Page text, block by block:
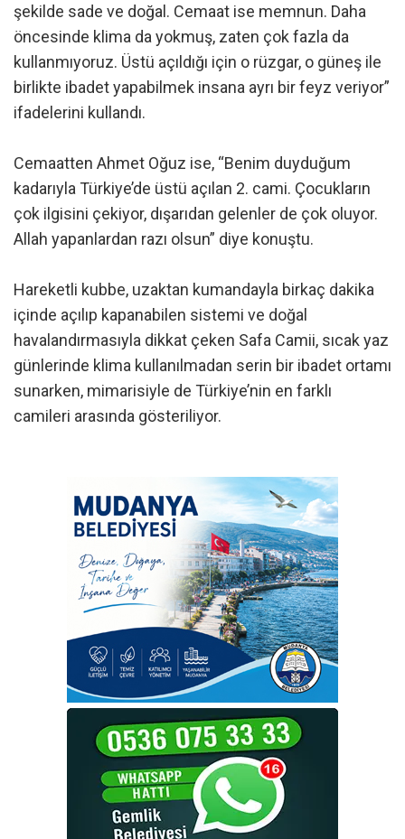
şekilde sade ve doğal. Cemaat ise memnun. Daha
öncesinde klima da yokmuş, zaten çok fazla da
kullanmıyoruz. Üstü açıldığı için o rüzgar, o güneş ile
birlikte ibadet yapabilmek insana ayrı bir feyz veriyor”
ifadelerini kullandı.
Cemaatten Ahmet Oğuz ise, “Benim duyduğum
kadarıyla Türkiye’de üstü açılan 2. cami. Çocukların
çok ilgisini çekiyor, dışarıdan gelenler de çok oluyor.
Allah yapanlardan razı olsun” diye konuştu.
Hareketli kubbe, uzaktan kumandayla birkaç dakika
içinde açılıp kapanabilen sistemi ve doğal
havalandırmasıyla dikkat çeken Safa Camii, sıcak yaz
günlerinde klima kullanılmadan serin bir ibadet ortamı
sunarken, mimarisiyle de Türkiye’nin en farklı
camileri arasında gösteriliyor.